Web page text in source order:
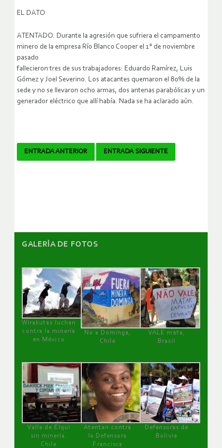
EL DATO
ATENTADO. Durante la agresión que sufriera el campamento
minero de la empresa Río Blanco Cooper el 1° de noviembre
pasado
fallecieron tres de sus trabajadores: Eduardo Ramírez, Luis
Gómez y Joel Severino. Los atacantes quemaron el 80% de la
sede y no se llevaron ocho armas, dos antenas parabólicas y un
generador eléctrico que allí había. Nada se ha aclarado aún.
Navegador
ENTRADA ANTERIOR ENTRADA SIGUIENTE
GALERÌA DE FOTOS
Wirakutas luchan
contra la minería
en México
No a Dominga,
Chile
VALE mata,
Brasil
Valle de Elqui
sin minería.
Chile
Atentan contra
la Defensora
Francisca
Defensoras de
Bolivia